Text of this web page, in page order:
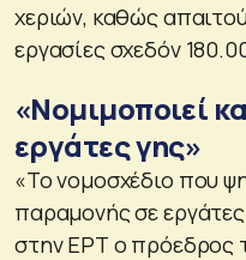
χεριών, καθώς
εργασίες σχεδόν
«Νομιμοποιεί
εργάτες γης»
«Το νομοσχέδιο που
παραμονής σε εργάτες
στην ΕΡΤ ο πρόεδρος